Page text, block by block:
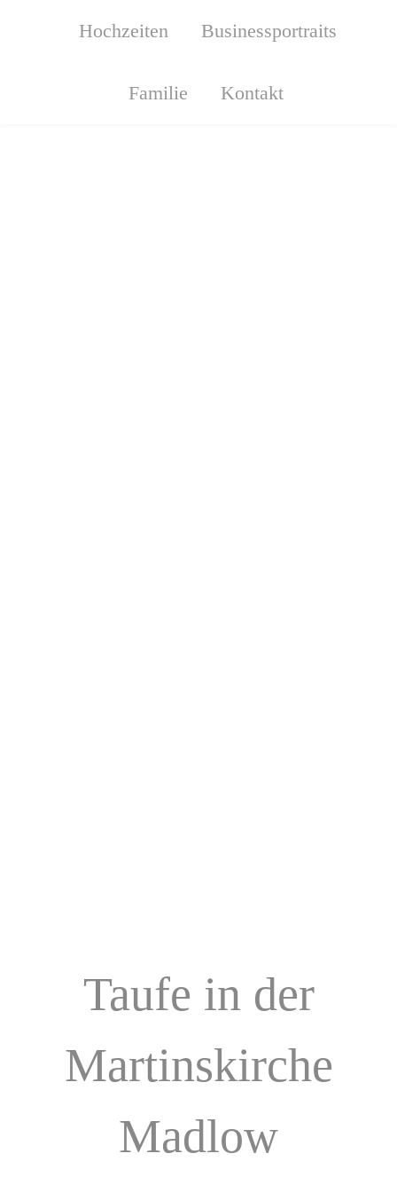
Hochzeiten Businessportraits
Familie Kontakt
Taufe in der
Martinskirche
Madlow